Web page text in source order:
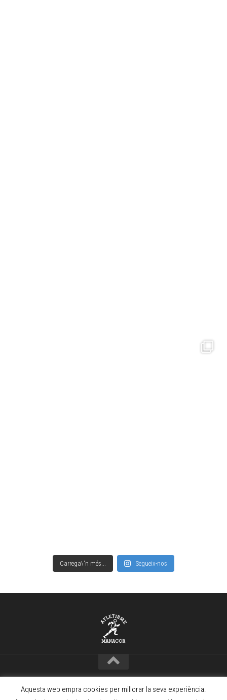
Carrega\'n més... Segueix-nos
Copyright © Club Atletisme Manacor – 2021 · www.camanacor.com
Powered by
WordPress
Aquesta web empra cookies per millorar la seva experiència.